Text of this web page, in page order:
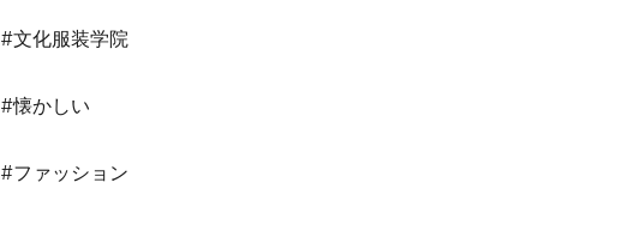
#文化服装学院
#懐かしい
#ファッション